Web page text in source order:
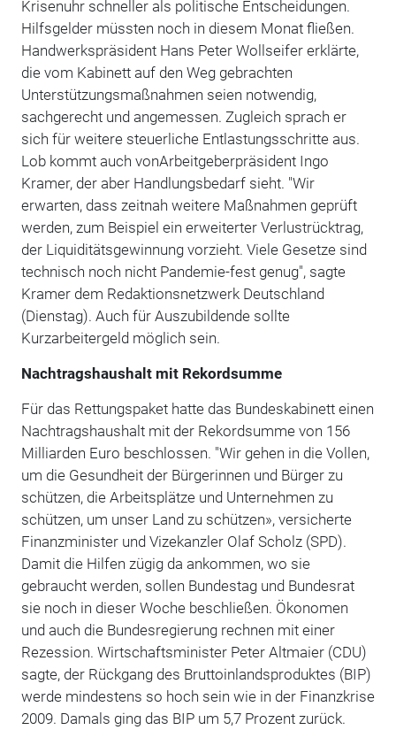
Krisenuhr schneller als politische Entscheidungen.
Hilfsgelder müssten noch in diesem Monat fließen.
Handwerkspräsident Hans Peter Wollseifer erklärte,
die vom Kabinett auf den Weg gebrachten
Unterstützungsmaßnahmen seien notwendig,
sachgerecht und angemessen. Zugleich sprach er
sich für weitere steuerliche Entlastungsschritte aus.
Lob kommt auch vonArbeitgeberpräsident Ingo
Kramer, der aber Handlungsbedarf sieht. "Wir
erwarten, dass zeitnah weitere Maßnahmen geprüft
werden, zum Beispiel ein erweiterter Verlustrücktrag,
der Liquiditätsgewinnung vorzieht. Viele Gesetze sind
technisch noch nicht Pandemie-fest genug", sagte
Kramer dem Redaktionsnetzwerk Deutschland
(Dienstag). Auch für Auszubildende sollte
Kurzarbeitergeld möglich sein.
Nachtragshaushalt mit Rekordsumme
Für das Rettungspaket hatte das Bundeskabinett einen
Nachtragshaushalt mit der Rekordsumme von 156
Milliarden Euro beschlossen. "Wir gehen in die Vollen,
um die Gesundheit der Bürgerinnen und Bürger zu
schützen, die Arbeitsplätze und Unternehmen zu
schützen, um unser Land zu schützen», versicherte
Finanzminister und Vizekanzler Olaf Scholz (SPD).
Damit die Hilfen zügig da ankommen, wo sie
gebraucht werden, sollen Bundestag und Bundesrat
sie noch in dieser Woche beschließen. Ökonomen
und auch die Bundesregierung rechnen mit einer
Rezession. Wirtschaftsminister Peter Altmaier (CDU)
sagte, der Rückgang des Bruttoinlandsproduktes (BIP)
werde mindestens so hoch sein wie in der Finanzkrise
2009. Damals ging das BIP um 5,7 Prozent zurück.